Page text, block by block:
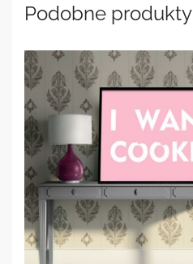
Podobne produkty